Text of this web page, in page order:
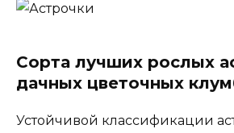
Сорта лучших рослых
дачных цветочных
Устойчивой классификации